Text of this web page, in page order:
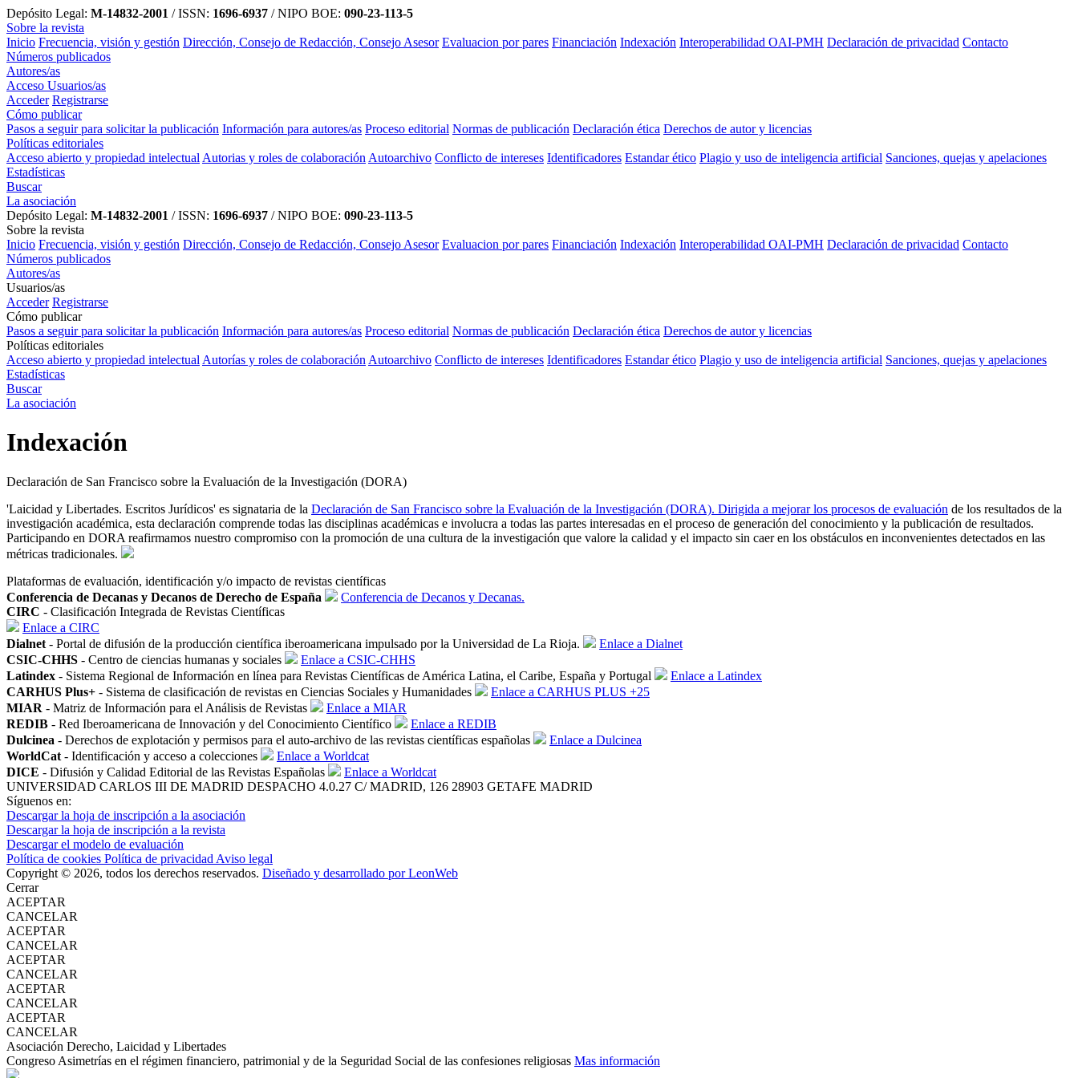
Depósito Legal: M-14832-2001 / ISSN: 1696-6937 / NIPO BOE: 090-23-113-5
Sobre la revista
Inicio Frecuencia, visión y gestión Dirección, Consejo de Redacción, Consejo Asesor Evaluacion por pares Financiación Indexación Interoperabilidad OAI-PMH Declaración de privacidad Contacto
Números publicados
Autores/as
Acceso Usuarios/as
Acceder Registrarse
Cómo publicar
Pasos a seguir para solicitar la publicación Información para autores/as Proceso editorial Normas de publicación Declaración ética Derechos de autor y licencias
Políticas editoriales
Acceso abierto y propiedad intelectual Autorias y roles de colaboración Autoarchivo Conflicto de intereses Identificadores Estandar ético Plagio y uso de inteligencia artificial Sanciones, quejas y apelaciones
Estadísticas
Buscar
La asociación
Depósito Legal: M-14832-2001 / ISSN: 1696-6937 / NIPO BOE: 090-23-113-5
Sobre la revista
Inicio Frecuencia, visión y gestión Dirección, Consejo de Redacción, Consejo Asesor Evaluacion por pares Financiación Indexación Interoperabilidad OAI-PMH Declaración de privacidad Contacto
Números publicados
Autores/as
Usuarios/as
Acceder Registrarse
Cómo publicar
Pasos a seguir para solicitar la publicación Información para autores/as Proceso editorial Normas de publicación Declaración ética Derechos de autor y licencias
Políticas editoriales
Acceso abierto y propiedad intelectual Autorías y roles de colaboración Autoarchivo Conflicto de intereses Identificadores Estandar ético Plagio y uso de inteligencia artificial Sanciones, quejas y apelaciones
Estadísticas
Buscar
La asociación
Indexación
Declaración de San Francisco sobre la Evaluación de la Investigación (DORA)
'Laicidad y Libertades. Escritos Jurídicos' es signataria de la Declaración de San Francisco sobre la Evaluación de la Investigación (DORA). Dirigida a mejorar los procesos de evaluación de los resultados de la
investigación académica, esta declaración comprende todas las disciplinas académicas e involucra a todas las partes interesadas en el proceso de generación del conocimiento y la publicación de resultados.
Participando en DORA reafirmamos nuestro compromiso con la promoción de una cultura de la investigación que valore la calidad y el impacto sin caer en los obstáculos en inconvenientes detectados en las
métricas tradicionales.
Plataformas de evaluación, identificación y/o impacto de revistas científicas
Conferencia de Decanas y Decanos de Derecho de España
Conferencia de Decanos y Decanas.
CIRC - Clasificación Integrada de Revistas Científicas
Enlace a CIRC
Dialnet - Portal de difusión de la producción científica iberoamericana impulsado por la Universidad de La Rioja.
Enlace a Dialnet
CSIC-CHHS - Centro de ciencias humanas y sociales
Enlace a CSIC-CHHS
Latindex - Sistema Regional de Información en línea para Revistas Científicas de América Latina, el Caribe, España y Portugal
Enlace a Latindex
CARHUS Plus+ - Sistema de clasificación de revistas en Ciencias Sociales y Humanidades
Enlace a CARHUS PLUS +25
MIAR - Matriz de Información para el Análisis de Revistas
Enlace a MIAR
REDIB - Red Iberoamericana de Innovación y del Conocimiento Científico
Enlace a REDIB
Dulcinea - Derechos de explotación y permisos para el auto-archivo de las revistas científicas españolas
Enlace a Dulcinea
WorldCat - Identificación y acceso a colecciones
Enlace a Worldcat
DICE - Difusión y Calidad Editorial de las Revistas Españolas
Enlace a Worldcat
UNIVERSIDAD CARLOS III DE MADRID DESPACHO 4.0.27 C/ MADRID, 126 28903 GETAFE MADRID
Síguenos en:
Descargar la hoja de inscripción a la asociación
Descargar la hoja de inscripción a la revista
Descargar el modelo de evaluación
Política de cookies Política de privacidad Aviso legal
Copyright © 2026, todos los derechos reservados. Diseñado y desarrollado por LeonWeb
Cerrar
ACEPTAR
CANCELAR
ACEPTAR
CANCELAR
ACEPTAR
CANCELAR
ACEPTAR
CANCELAR
ACEPTAR
CANCELAR
Asociación Derecho, Laicidad y Libertades
Congreso Asimetrías en el régimen financiero, patrimonial y de la Seguridad Social de las confesiones religiosas Mas información